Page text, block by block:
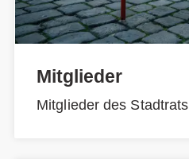
Mitglieder
Mitglieder des Stadtrats